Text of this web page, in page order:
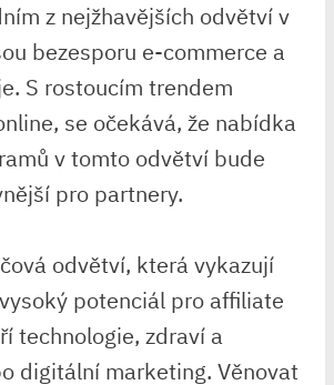
z nejžhavějších odvětví v
bezesporu e-commerce a
S rostoucím trendem
se očekává, že nabídka
v tomto odvětví bude
pro partnery.
odvětví, která vykazují
potenciál pro affiliate
technologie, zdraví a
digitální marketing. Věnovat